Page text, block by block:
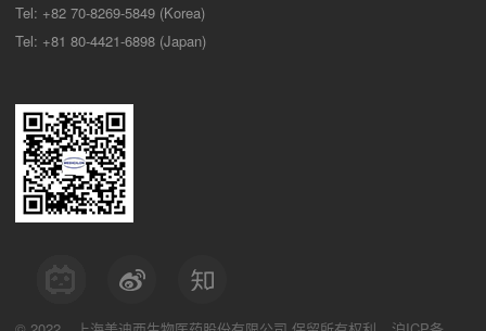
Tel: +82 70-8269-5849 (Korea)
Tel: +81 80-4421-6898 (Japan)